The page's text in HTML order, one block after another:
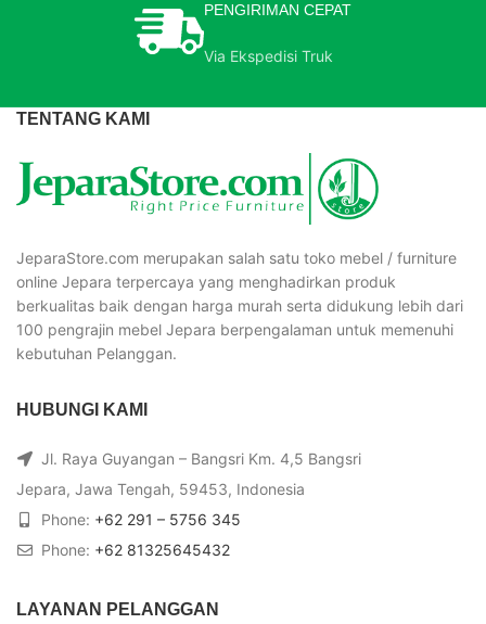
PENGIRIMAN CEPAT
Via Ekspedisi Truk
TENTANG KAMI
JeparaStore.com merupakan salah satu toko mebel / furniture
online Jepara terpercaya yang menghadirkan produk
berkualitas baik dengan harga murah serta didukung lebih dari
100 pengrajin mebel Jepara berpengalaman untuk memenuhi
kebutuhan Pelanggan.
HUBUNGI KAMI
Jl. Raya Guyangan – Bangsri Km. 4,5 Bangsri
Jepara, Jawa Tengah, 59453, Indonesia
Phone: +62 291 – 5756 345
Phone: +62 81325645432
LAYANAN PELANGGAN